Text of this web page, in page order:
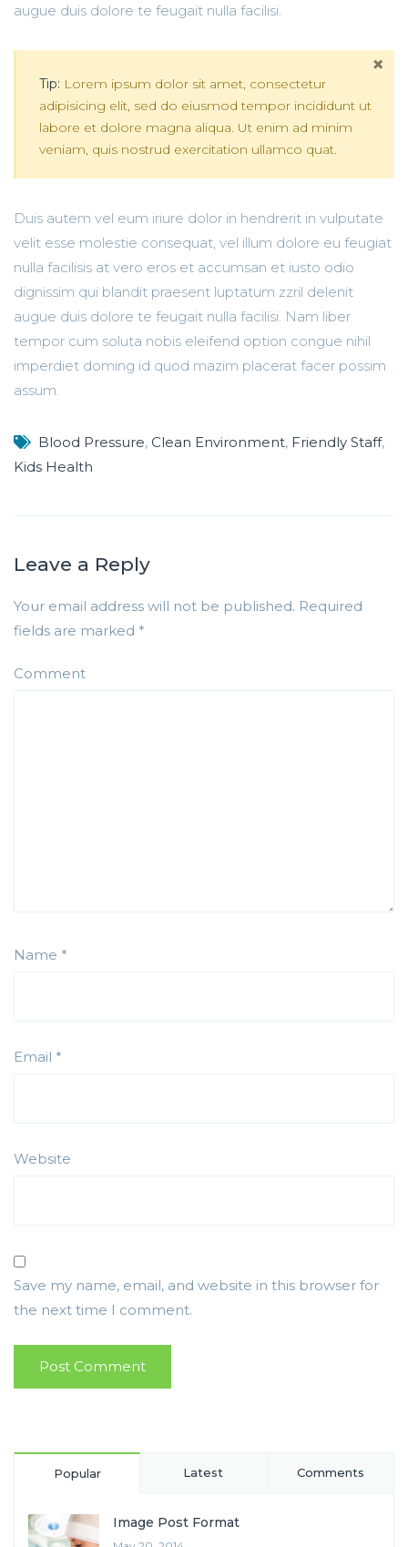
augue duis dolore te feugait nulla facilisi.
Tip: Lorem ipsum dolor sit amet, consectetur
adipisicing elit, sed do eiusmod tempor incididunt ut
labore et dolore magna aliqua. Ut enim ad minim
veniam, quis nostrud exercitation ullamco quat.
×
Duis autem vel eum iriure dolor in hendrerit in vulputate
velit esse molestie consequat, vel illum dolore eu feugiat
nulla facilisis at vero eros et accumsan et iusto odio
dignissim qui blandit praesent luptatum zzril delenit
augue duis dolore te feugait nulla facilisi. Nam liber
tempor cum soluta nobis eleifend option congue nihil
imperdiet doming id quod mazim placerat facer possim
assum.
Blood Pressure, Clean Environment, Friendly Staff,
Kids Health
Leave a Reply
Your email address will not be published. Required
fields are marked *
Comment
Name *
Email *
Website
Save my name, email, and website in this browser for
the next time I comment.
Popular Latest Comments
Image Post Format